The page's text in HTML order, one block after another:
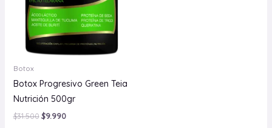
Botox
Botox Progresivo Green Teia
Nutrición 500gr
$31.500 $9.990